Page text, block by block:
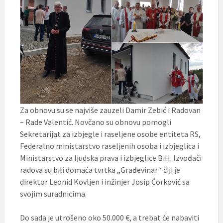
Za obnovu su se najviše zauzeli Damir Zebić i Radovan
– Rade Valentić. Novčano su obnovu pomogli
Sekretarijat za izbjegle i raseljene osobe entiteta RS,
Federalno ministarstvo raseljenih osoba i izbjeglica i
Ministarstvo za ljudska prava i izbjeglice BiH. Izvođači
radova su bili domaća tvrtka „Građevinar“ čiji je
direktor Leonid Kovljen i inžinjer Josip Ćorković sa
svojim suradnicima.
Do sada je utrošeno oko 50.000 €, a trebat će nabaviti